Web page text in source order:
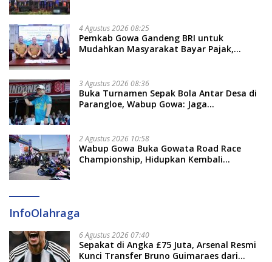
4 Agustus 2026 08:25
Pemkab Gowa Gandeng BRI untuk
Mudahkan Masyarakat Bayar Pajak,
3 Agustus 2026 08:36
Buka Turnamen Sepak Bola Antar Desa di
Parangloe, Wabup Gowa: Jaga
2 Agustus 2026 10:58
Wabup Gowa Buka Gowata Road Race
Championship, Hidupkan Kembali
InfoOlahraga
6 Agustus 2026 07:40
Sepakat di Angka £75 Juta, Arsenal Resmi
Kunci Transfer Bruno Guimaraes dari